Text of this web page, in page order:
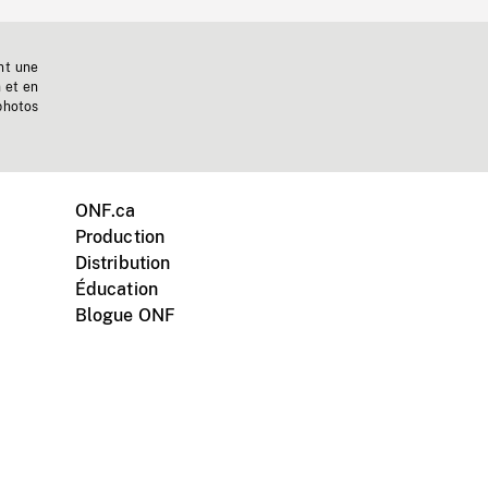
une
et en
ONF.ca
Production
Distribution
Éducation
Blogue ONF